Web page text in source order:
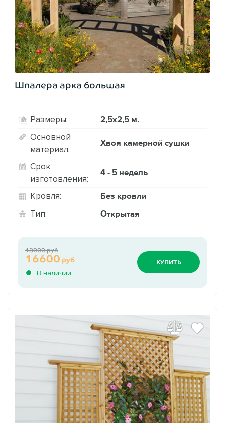
Шпалера арка большая
Размеры: 2,5х2,5 м.
Основной
материал:
Хвоя камерной сушки
Срок
изготовления:
4 - 5 недель
Кровля: Без кровли
Тип: Открытая
В наличии
16600 руб
18000 руб
КУПИТЬ